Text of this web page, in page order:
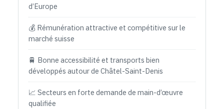
d’Europe
💰 Rémunération attractive et compétitive sur le
marché suisse
🚆 Bonne accessibilité et transports bien
développés autour de Châtel-Saint-Denis
📈 Secteurs en forte demande de main-d’œuvre
qualifiée